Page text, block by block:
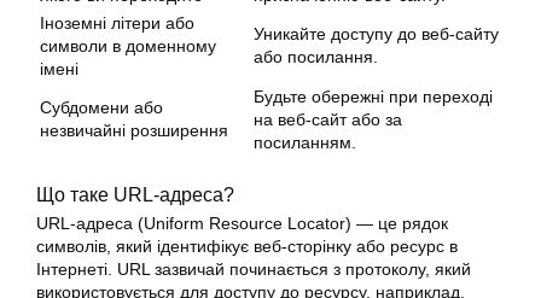
Іноземні літери або
символи в доменному
імені
Уникайте доступу до веб-сайту
або посилання.
Субдомени або
незвичайні розширення
Будьте обережні при переході
на веб-сайт або за
посиланням.
Що таке URL-адреса?
URL-адреса (Uniform Resource Locator) — це рядок
символів, який ідентифікує веб-сторінку або ресурс в
Інтернеті. URL зазвичай починається з протоколу, який
використовується для доступу до ресурсу, наприклад,